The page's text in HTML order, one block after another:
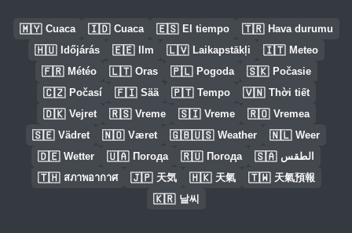
🇲🇾 Cuaca 🇮🇩 Cuaca 🇪🇸 El tiempo 🇹🇷 Hava durumu
🇭🇺 Időjárás 🇪🇪 Ilm 🇱🇻 Laikapstākļi 🇮🇹 Meteo
🇫🇷 Météo 🇱🇹 Oras 🇵🇱 Pogoda 🇸🇰 Počasie
🇨🇿 Počasí 🇫🇮 Sää 🇵🇹 Tempo 🇻🇳 Thời tiết
🇩🇰 Vejret 🇷🇸 Vreme 🇸🇮 Vreme 🇷🇴 Vremea
🇸🇪 Vädret 🇳🇴 Været 🇬🇧🇺🇸 Weather 🇳🇱 Weer
🇩🇪 Wetter 🇺🇦 Погода 🇷🇺 Погода 🇸🇦 الطقس
🇹🇭 สภาพอากาศ 🇯🇵 天気 🇭🇰 天氣 🇹🇼 天氣預報
🇰🇷 날씨